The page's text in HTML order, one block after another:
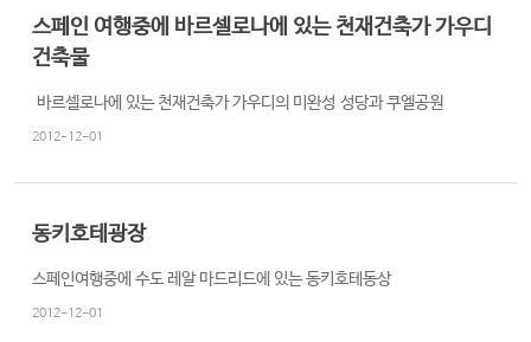
스페인 여행중에 바르셀로나에 있는 천재건축가 가우디
건축물
바르셀로나에 있는 천재건축가 가우디의 미완성 성당과 쿠엘공원
2012-12-01
동키호테광장
스페인여행중에 수도 레알 마드리드에 있는 동키호테동상
2012-12-01